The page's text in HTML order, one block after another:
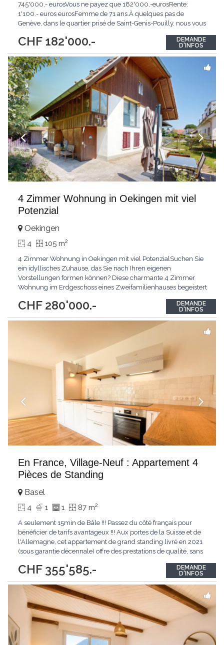
CHF 182'000.-
745'000.- eurosVous ne payez que 182'000.-eurosRente:
1'100.- euros eurosFemme de 71 ans.À quelques pas de
Genève, dans le quartier prisé de Saint-Genis-Pouilly, nous vous
rente, une occasion unique pour un investissement patrimonial
sécurisé et de qualité.Description du bien...
DEMANDE
D'INFOS
4 Zimmer Wohnung in Oekingen mit viel
Potenzial
CHF 280'000.-
Oekingen
4 105 m2
4 Zimmer Wohnung in Oekingen mit viel PotenzialSuchen Sie
ein idyllisches Zuhause, das Sie nach Ihren eigenen
Vorstellungen formen können? Diese charmante 4 Zimmer
Wohnung im Erdgeschoss eines Zweifamilienhauses begeistert
Ihnen zum Leben erweckt zu werden. Die Top-Argumente für
Ihr neues Zuhause Sehr ruhige Lage: Geniessen Sie die
DEMANDE
D'INFOS
En France, Village-Neuf : Appartement 4
Pièces de Standing
CHF 355'585.-
Basel
4 1 1 87 m2
A seulement 15min de Bâle !!! Passez du côté français pour
bénéficier de tarifs avantageux !!! Aux portes de la Suisse et de
l'Allemagne, cet appartement de grand standing livré en 2021
(sous garantie décennale) offre des prestations de qualité, sans
50 m² lumineux (orientation Sud) avec cuisine ouverte
entièrement...
DEMANDE
D'INFOS